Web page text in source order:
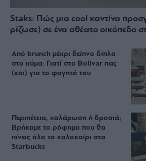
Staks: Πώς μια cool καντίνα
ρίζωσε) σε ένα αθέατο οικόπεδο
Από brunch μέχρι δείπνο δίπλα
στο κύμα: Γιατί στο Bolivar πας
(και) για το φαγητό του
Περιπέτεια, χαλάρωση ή δροσιά;
Βρήκαμε το ρόφημα που θα
πίνεις όλο το καλοκαίρι στα
Starbucks